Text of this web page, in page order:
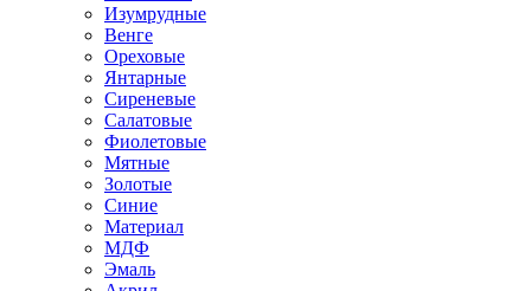
Изумрудные
Венге
Ореховые
Янтарные
Сиреневые
Салатовые
Фиолетовые
Мятные
Золотые
Синие
Материал
МДФ
Эмаль